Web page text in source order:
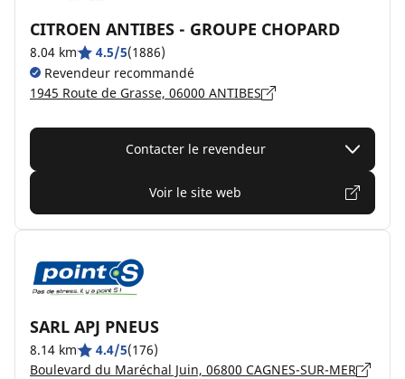
CITROEN ANTIBES - GROUPE CHOPARD
8.04 km 4.5/5(1886)
Revendeur recommandé
1945 Route de Grasse, 06000 ANTIBES
Contacter le revendeur
Voir le site web
SARL APJ PNEUS
8.14 km 4.4/5(176)
Boulevard du Maréchal Juin, 06800 CAGNES-SUR-MER